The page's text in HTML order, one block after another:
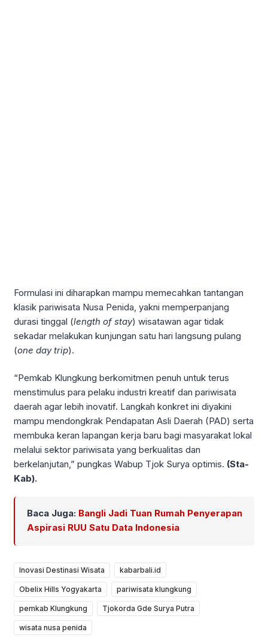
Formulasi ini diharapkan mampu memecahkan tantangan
klasik pariwisata Nusa Penida, yakni memperpanjang
durasi tinggal (length of stay) wisatawan agar tidak
sekadar melakukan kunjungan satu hari langsung pulang
(one day trip).
“Pemkab Klungkung berkomitmen penuh untuk terus
menstimulus para pelaku industri kreatif dan pariwisata
daerah agar lebih inovatif. Langkah konkret ini diyakini
mampu mendongkrak Pendapatan Asli Daerah (PAD) serta
membuka keran lapangan kerja baru bagi masyarakat lokal
melalui sektor pariwisata yang berkualitas dan
berkelanjutan,” pungkas Wabup Tjok Surya optimis. (Sta-
Kab).
Baca Juga: Bangli Jadi Tuan Rumah Penyerapan
Aspirasi RUU Satu Data Indonesia
Inovasi Destinasi Wisata kabarbali.id
Obelix Hills Yogyakarta pariwisata klungkung
pemkab Klungkung Tjokorda Gde Surya Putra
wisata nusa penida